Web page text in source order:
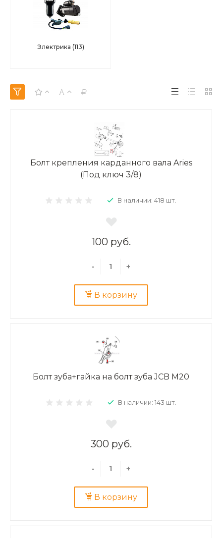
Электрика (113)
Болт крепления карданного вала Aries
(Под ключ 3/8)
В наличии: 418 шт.
100 руб.
- +
В корзину
Болт зуба+гайка на болт зуба JCB М20
В наличии: 143 шт.
300 руб.
- +
В корзину